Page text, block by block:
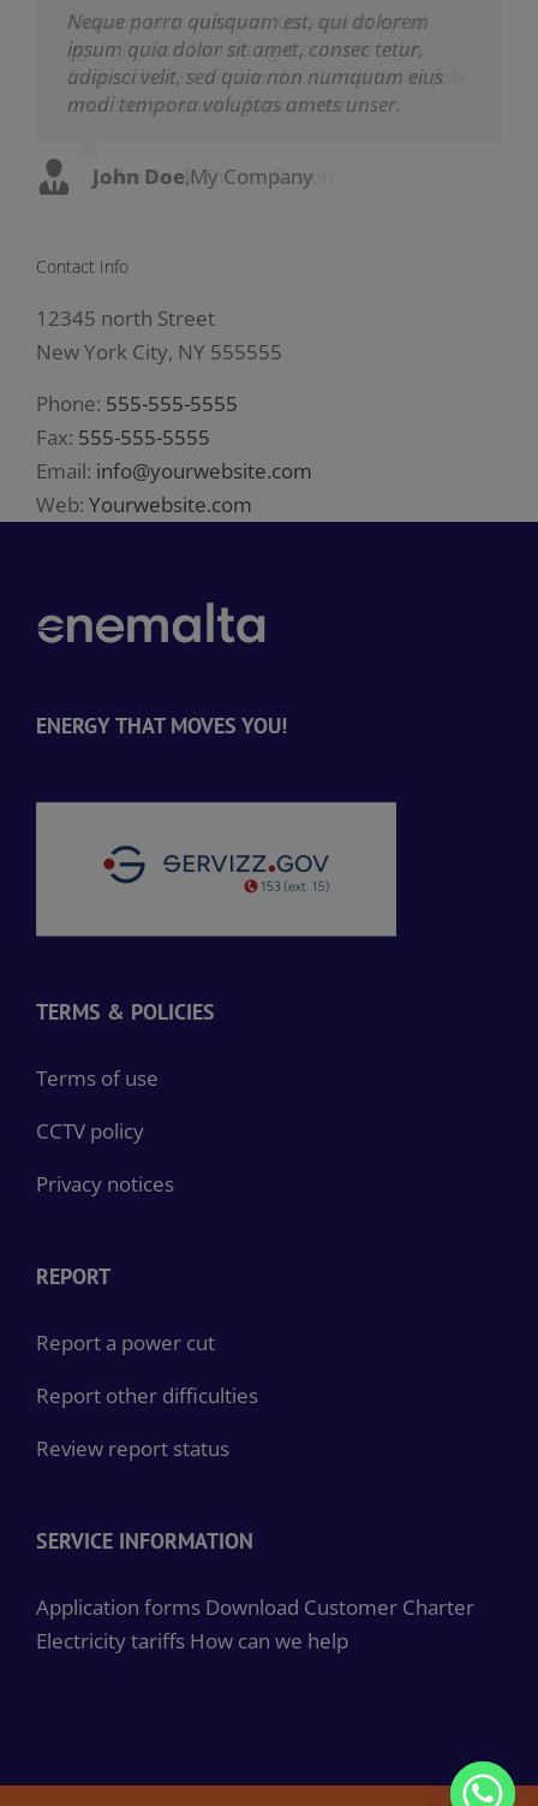
Neque porro quisquam est, qui dolorem
ipsum quia dolor sit amet, consec tetur,
adipisci velit, sed quia non numquam eius
modi tempora voluptas amets unser.
John Doe,My Company
Aliquam erat volutpat. Quisque at est id
ligula facilisis laoreet eget pulvinar nibh.
Suspendisse at ultrices dui. Curabitur ac felis
arcu sadips ipsums fugiats nemis.
Luke Beck,Theme Fusion
Contact Info
12345 north Street
New York City, NY 555555
Phone: 555-555-5555
Fax: 555-555-5555
Email: info@yourwebsite.com
Web: Yourwebsite.com
ENERGY THAT MOVES YOU!
TERMS & POLICIES
Terms of use
CCTV policy
Privacy notices
REPORT
Report a power cut
Report other difficulties
Review report status
SERVICE INFORMATION
Application forms Download Customer Charter
Electricity tariffs How can we help